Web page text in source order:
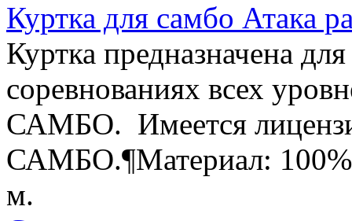
Куртка для самбо Атака
Куртка предназначена
соревнованиях всех
САМБО. Имеется
САМБО.¶Материал: 100%
м.